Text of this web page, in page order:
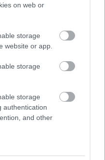
on web or
storage
website or app.
storage
storage
authentication
and other
Βεζύρη; Νetflix: Τι